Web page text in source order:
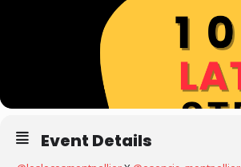
Event Details